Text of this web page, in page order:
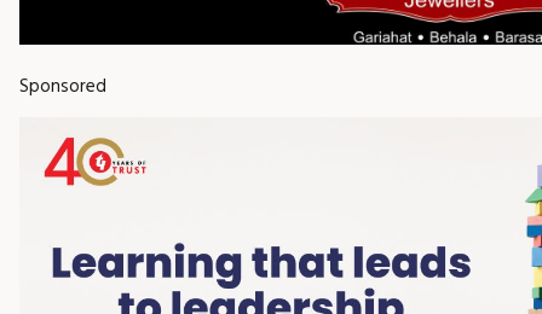
Sponsored